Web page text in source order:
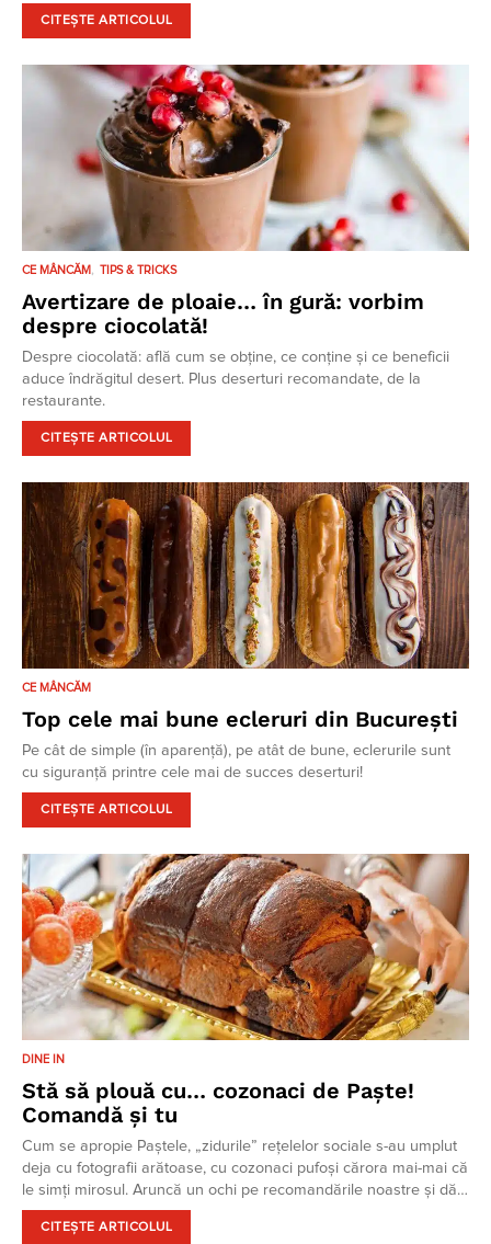
CITEȘTE ARTICOLUL
CE MÂNCĂM TIPS & TRICKS
Avertizare de ploaie… în gură: vorbim
despre ciocolată!
Despre ciocolată: află cum se obține, ce conține și ce beneficii
aduce îndrăgitul desert. Plus deserturi recomandate, de la
restaurante.
CITEȘTE ARTICOLUL
CE MÂNCĂM
Top cele mai bune ecleruri din București
Pe cât de simple (în aparență), pe atât de bune, eclerurile sunt
cu siguranță printre cele mai de succes deserturi!
CITEȘTE ARTICOLUL
DINE IN
Stă să plouă cu… cozonaci de Paște!
Comandă și tu
Cum se apropie Paștele, „zidurile” rețelelor sociale s-au umplut
deja cu fotografii arătoase, cu cozonaci pufoși cărora mai-mai că
le simți mirosul. Aruncă un ochi pe recomandările noastre și dă…
CITEȘTE ARTICOLUL